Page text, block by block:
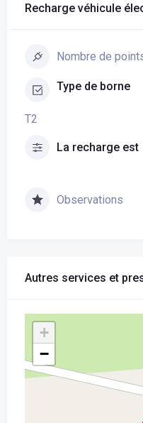
Recharge véhicule
Nombre de
Type de borne
T2
La recharge est
Observations
Autres services et
+
−